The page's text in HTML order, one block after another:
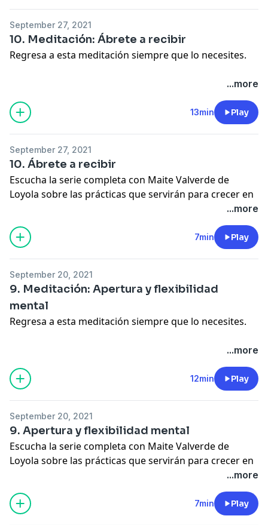
September 27, 2021
10. Meditación: Ábrete a recibir
Regresa a esta meditación siempre que lo necesites.
Sigue a @sonoromedia en todas las redes.
megaphone.fm/adchoices
...more
13min Play
September 27, 2021
10. Ábrete a recibir
Escucha la serie completa con Maite Valverde de
Loyola sobre las prácticas que servirán para crecer en
Conecta con Maite Valverde de Loyola
@maitevalverdedeloyola
Sigue a @sonoromedia en todas las redes.
Learn more about your ad choices. Visit
megaphone.fm/adchoices
...more
7min Play
September 20, 2021
9. Meditación: Apertura y flexibilidad
mental
Regresa a esta meditación siempre que lo necesites.
Sigue a @sonoromedia en todas las redes.
megaphone.fm/adchoices
...more
12min Play
September 20, 2021
9. Apertura y flexibilidad mental
Escucha la serie completa con Maite Valverde de
Loyola sobre las prácticas que servirán para crecer en
Conecta con Maite Valverde de Loyola
@maitevalverdedeloyola
...more
7min Play